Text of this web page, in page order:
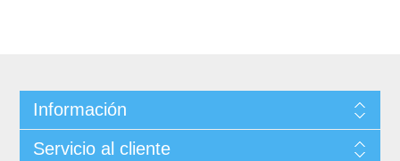
Información
Servicio al cliente